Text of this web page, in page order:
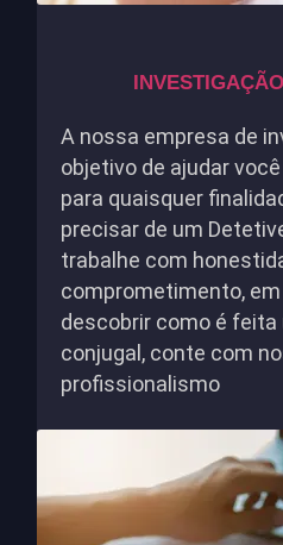
A nossa empresa de
objetivo de ajudar
para quaisquer
precisar de um
trabalhe com
comprometimento,
descobrir como é
conjugal, conte com
profissionalismo